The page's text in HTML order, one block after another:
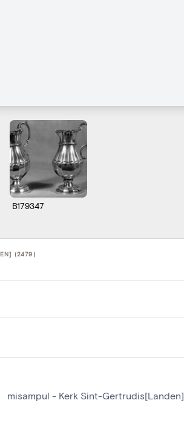
B179347
(2479)
misampul - Kerk Sint-Gertrudis[Landen]